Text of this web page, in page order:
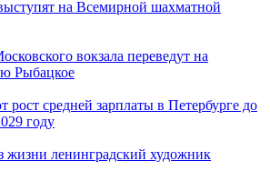
на Всемирной шахматной
вокзала переведут на
Рыбацкое
средней зарплаты в Петербурге до
году
жизни ленинградский художник